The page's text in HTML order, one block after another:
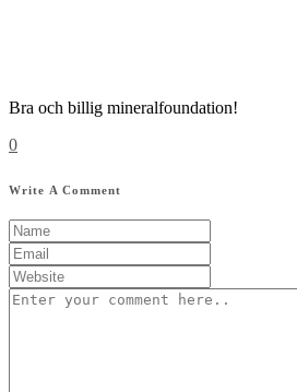
Bra och billig mineralfoundation!
0
Write A Comment